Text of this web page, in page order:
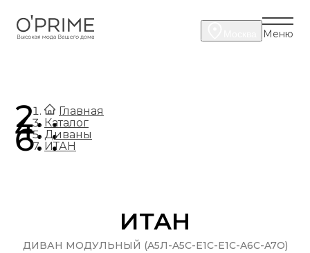
Меню
Главная
.
Каталог
.
Диваны
.
ИТАН
ИТАН
ДИВАН МОДУЛЬНЫЙ (A5Л-A5C-E1C-E1C-A6C-A7O)